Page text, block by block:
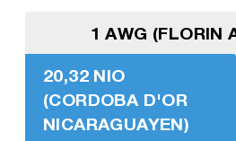
1 AWG (FLORIN
20,32 NIO
(CORDOBA D'OR
NICARAGUAYEN)